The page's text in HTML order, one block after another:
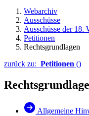
Webarchiv
Ausschüsse
Ausschüsse der 18.
Petitionen
Rechtsgrundlagen
zurück zu: Petitionen ()
Allgemeine